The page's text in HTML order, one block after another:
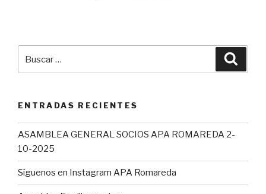
por:
ENTRADAS RECIENTES
ASAMBLEA GENERAL SOCIOS APA ROMAREDA 2-
10-2025
Síguenos en Instagram APA Romareda